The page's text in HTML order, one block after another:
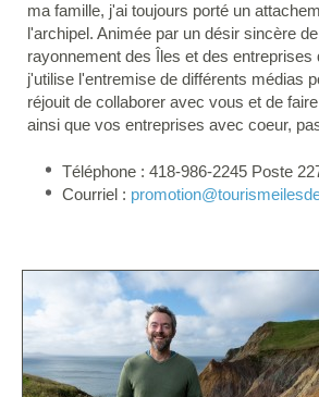
ma famille, j'ai toujours porté un
l'archipel. Animée par un désir sincère
rayonnement des Îles et des entreprises
j'utilise l'entremise de différents médias
réjouit de collaborer avec vous et de
ainsi que vos entreprises avec coeur,
Téléphone : 418-986-2245 Poste
Courriel : promotion